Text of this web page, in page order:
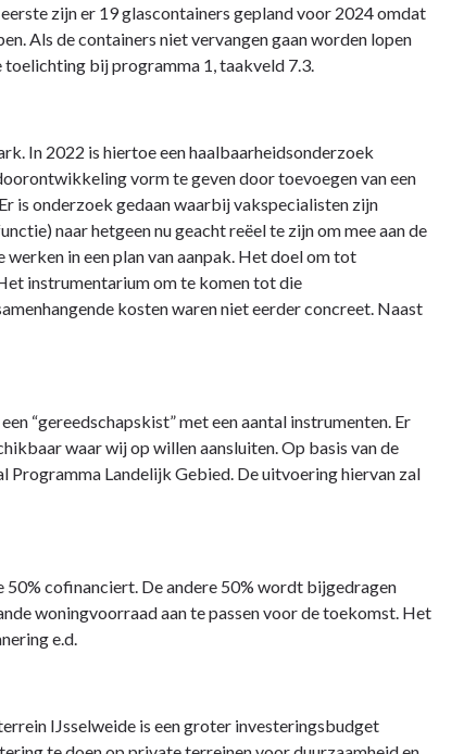
zijn er 19 glascontainers gepland voor 2024 omdat
Als de containers niet vervangen gaan worden lopen
bij programma 1, taakveld 7.3.
In 2022 is hiertoe een haalbaarheidsonderzoek
vorm te geven door toevoegen van een
is onderzoek gedaan waarbij vakspecialisten zijn
naar hetgeen nu geacht reëel te zijn om mee aan de
in een plan van aanpak. Het doel om tot
instrumentarium om te komen tot die
kosten waren niet eerder concreet. Naast
“gereedschapskist” met een aantal instrumenten. Er
waar wij op willen aansluiten. Op basis van de
Programma Landelijk Gebied. De uitvoering hiervan zal
50% cofinanciert. De andere 50% wordt bijgedragen
woningvoorraad aan te passen voor de toekomst. Het
e.d.
IJsselweide is een groter investeringsbudget